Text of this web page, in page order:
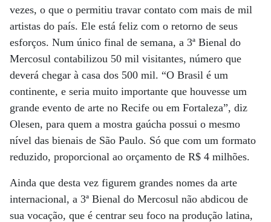
vezes, o que o permitiu travar contato com mais de mil
artistas do país. Ele está feliz com o retorno de seus
esforços. Num único final de semana, a 3ª Bienal do
Mercosul contabilizou 50 mil visitantes, número que
deverá chegar à casa dos 500 mil. “O Brasil é um
continente, e seria muito importante que houvesse um
grande evento de arte no Recife ou em Fortaleza”, diz
Olesen, para quem a mostra gaúcha possui o mesmo
nível das bienais de São Paulo. Só que com um formato
reduzido, proporcional ao orçamento de R$ 4 milhões.
Ainda que desta vez figurem grandes nomes da arte
internacional, a 3ª Bienal do Mercosul não abdicou de
sua vocação, que é centrar seu foco na produção latina,